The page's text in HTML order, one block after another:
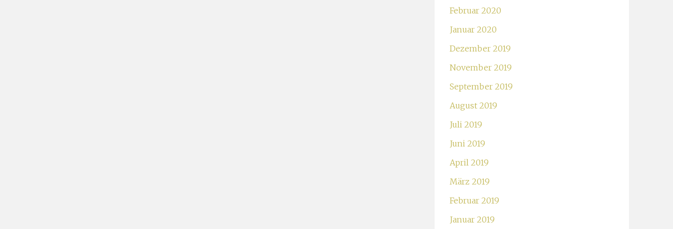
Februar 2020
Januar 2020
Dezember 2019
November 2019
September 2019
August 2019
Juli 2019
Juni 2019
April 2019
März 2019
Februar 2019
Januar 2019